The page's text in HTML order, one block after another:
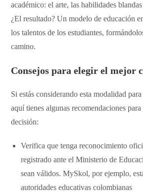
académico: el arte, las habilidades
¿El resultado? Un modelo de educación
los talentos de los estudiantes,
camino.
Consejos para elegir el mejor
Si estás considerando esta modalidad
aquí tienes algunas recomendaciones
decisión:
Verifica que tenga reconocimiento
registrado ante el Ministerio de
sean válidos. MySkol, por ejemplo,
autoridades educativas colombianas